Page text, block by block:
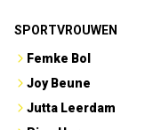
SPORTVROUWEN
Femke Bol
Joy Beune
Jutta Leerdam